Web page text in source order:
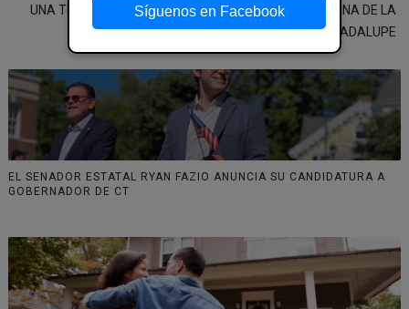
UNA TRADICIÓN DE FE: HARTFORD CELEBRA LA SEMANA DE LA
VIRGEN DE GUADALUPE
EL SENADOR ESTATAL RYAN FAZIO ANUNCIA SU CANDIDATURA A
GOBERNADOR DE CT
Síguenos en Facebook